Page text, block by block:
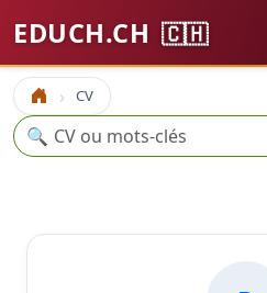
EDUCH.CH 🇨🇭
Accueil CV
Recherche
🔍